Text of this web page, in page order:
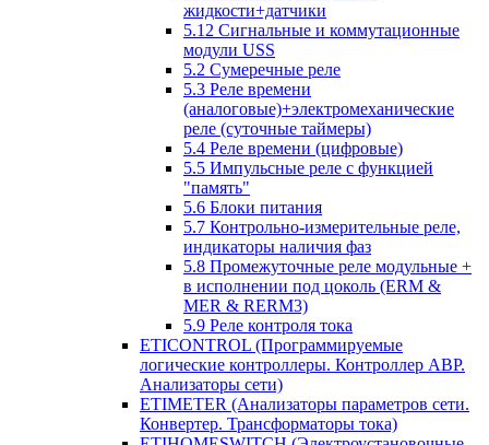
жидкости+датчики
5.12 Сигнальные и коммутационные
модули USS
5.2 Сумеречные реле
5.3 Реле времени
(аналоговые)+электромеханические
реле (суточные таймеры)
5.4 Реле времени (цифровые)
5.5 Импульсные реле с функцией
"память"
5.6 Блоки питания
5.7 Контрольно-измерительные реле,
индикаторы наличия фаз
5.8 Промежуточные реле модульные +
в исполнении под цоколь (ERM &
MER & RERM3)
5.9 Реле контроля тока
ETICONTROL (Программируемые
логические контроллеры. Контроллер АВР.
Анализаторы сети)
ETIMETER (Анализаторы параметров сети.
Конвертер. Трансформаторы тока)